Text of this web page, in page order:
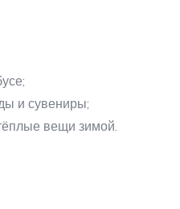
и сувениры;
вещи зимой.